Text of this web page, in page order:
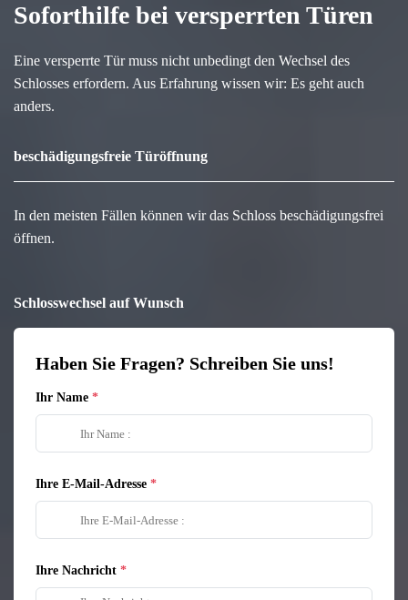
Soforthilfe bei versperrten Türen
Eine versperrte Tür muss nicht unbedingt den Wechsel des
Schlosses erfordern. Aus Erfahrung wissen wir: Es geht auch
anders.
beschädigungsfreie Türöffnung
In den meisten Fällen können wir das Schloss beschädigungsfrei
öffnen.
Schlosswechsel auf Wunsch
Haben Sie Fragen? Schreiben Sie uns!
Ihr Name
Ihre E-Mail-Adresse
Ihre Nachricht